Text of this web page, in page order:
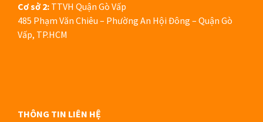
Cơ sở 2: TTVH Quận Gò Vấp
485 Phạm Văn Chiêu – Phường An Hội Đông – Quận Gò
Vấp, TP.HCM
THÔNG TIN LIÊN HỆ